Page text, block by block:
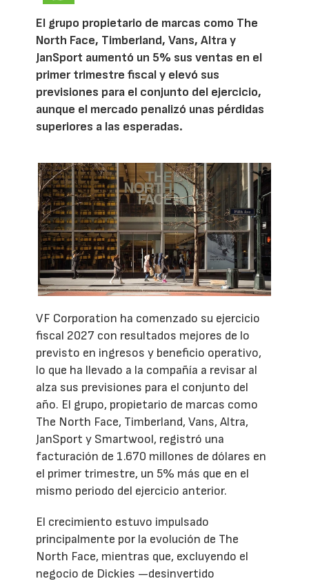
El grupo propietario de marcas como The
North Face, Timberland, Vans, Altra y
JanSport aumentó un 5% sus ventas en el
primer trimestre fiscal y elevó sus
previsiones para el conjunto del ejercicio,
aunque el mercado penalizó unas pérdidas
superiores a las esperadas.
VF Corporation ha comenzado su ejercicio
fiscal 2027 con resultados mejores de lo
previsto en ingresos y beneficio operativo,
lo que ha llevado a la compañía a revisar al
alza sus previsiones para el conjunto del
año. El grupo, propietario de marcas como
The North Face, Timberland, Vans, Altra,
JanSport y Smartwool, registró una
facturación de 1.670 millones de dólares en
el primer trimestre, un 5% más que en el
mismo periodo del ejercicio anterior.
El crecimiento estuvo impulsado
principalmente por la evolución de The
North Face, mientras que, excluyendo el
negocio de Dickies —desinvertido